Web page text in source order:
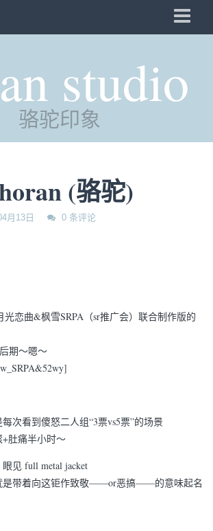
studio
骆驼印象
(骆驼)
月13日 0 条评论
光恋曲&枫雪SRPA（sr推广会）联合制作版的
期～嗯～
次看到傻怒二人组“3票vs5票”的场景
肚痛半小时～
见 full metal jacket
是带着向这钜作致敬——or恶搞——的意味起名